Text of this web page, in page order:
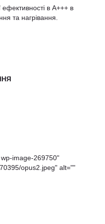
в A+++ в
та нагрівання.
image-269750"
opus2.jpeg" alt=""